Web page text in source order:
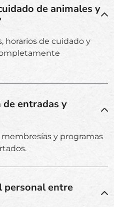
de animales y
horarios de cuidado y
entradas y
membresías y programas
personal entre